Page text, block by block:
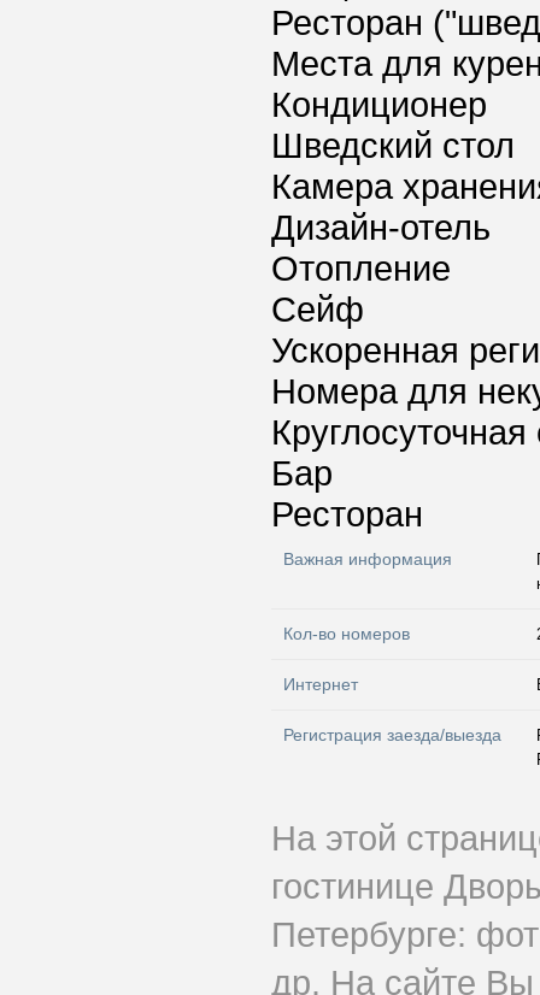
Ресторан
Места для
Кондиционер
Шведский стол
Камера
Дизайн-отель
Отопление
Сейф
Ускоренная
Номера для
Бар
Ресторан
Важная информация
Кол-во номеров
Интернет
Регистрация заезда/выезда
На этой
гостинице
Петербурге:
др. На сайте Вы